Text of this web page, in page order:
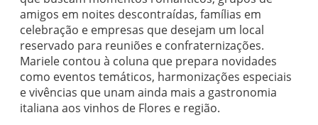
amigos em noites descontraídas, famílias em
celebração e empresas que desejam um local
reservado para reuniões e confraternizações.
Mariele contou à coluna que prepara novidades
como eventos temáticos, harmonizações especiais
e vivências que unam ainda mais a gastronomia
italiana aos vinhos de Flores e região.